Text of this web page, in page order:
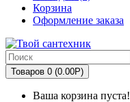
Корзина
Оформление заказа
Товаров 0 (0.00Р)
Ваша корзина пуста!